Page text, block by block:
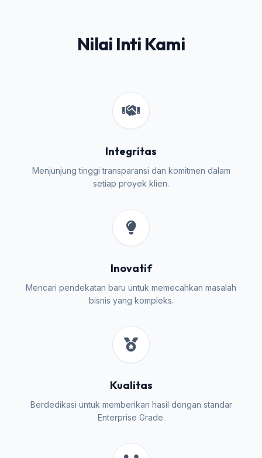
Nilai Inti Kami
Integritas
Menjunjung tinggi transparansi dan komitmen dalam
setiap proyek klien.
Inovatif
Mencari pendekatan baru untuk memecahkan masalah
bisnis yang kompleks.
Kualitas
Berdedikasi untuk memberikan hasil dengan standar
Enterprise Grade.